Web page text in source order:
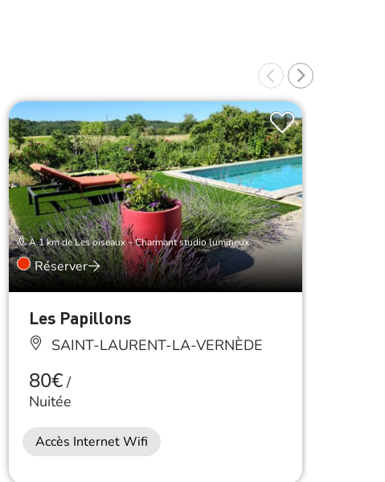
À 1 km de Les oiseaux – Charmant studio lumineux
Réserver
Les Papillons
SAINT-LAURENT-LA-VERNÈDE
80€/
Nuitée
Accès Internet Wifi